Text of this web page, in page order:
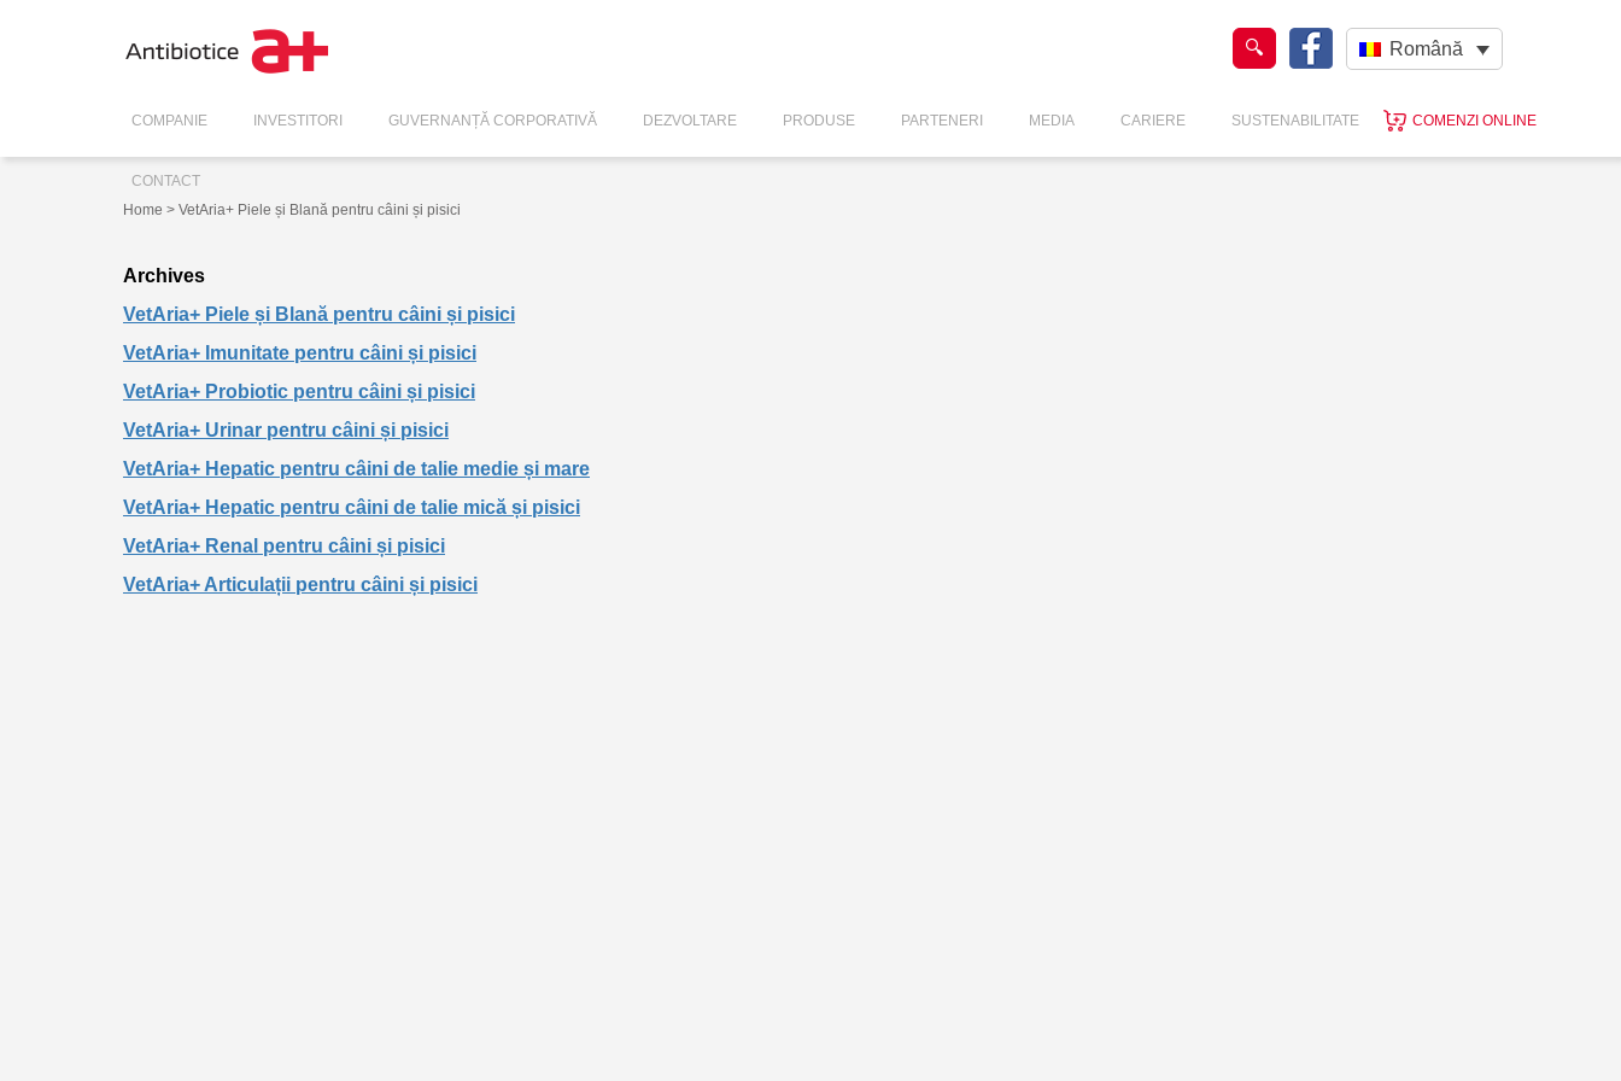
Română
COMPANIE INVESTITORI GUVERNANȚĂ CORPORATIVĂ DEZVOLTARE PRODUSE PARTENERI MEDIA CARIERE SUSTENABILITATE COMENZI ONLINE
CONTACT
Home > VetAria+ Piele și Blană pentru câini și pisici
Archives
VetAria+ Piele și Blană pentru câini și pisici
VetAria+ Imunitate pentru câini și pisici
VetAria+ Probiotic pentru câini și pisici
VetAria+ Urinar pentru câini și pisici
VetAria+ Hepatic pentru câini de talie medie și mare
VetAria+ Hepatic pentru câini de talie mică și pisici
VetAria+ Renal pentru câini și pisici
VetAria+ Articulații pentru câini și pisici